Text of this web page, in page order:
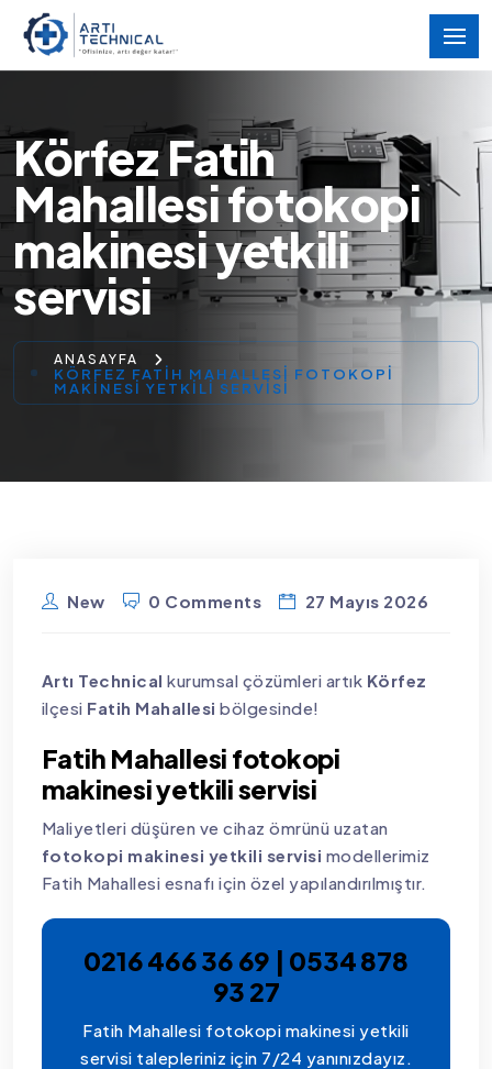
Körfez Fatih
Mahallesi fotokopi
makinesi yetkili
servisi
ANASAYFA
KÖRFEZ FATIH MAHALLESI FOTOKOPI
MAKINESI YETKILI SERVISI
New 0 Comments 27 Mayıs 2026
Artı Technical kurumsal çözümleri artık Körfez
ilçesi Fatih Mahallesi bölgesinde!
Fatih Mahallesi fotokopi
makinesi yetkili servisi
Maliyetleri düşüren ve cihaz ömrünü uzatan
fotokopi makinesi yetkili servisi modellerimiz
Fatih Mahallesi esnafı için özel yapılandırılmıştır.
0216 466 36 69 | 0534 878
93 27
Fatih Mahallesi fotokopi makinesi yetkili
servisi talepleriniz için 7/24 yanınızdayız.